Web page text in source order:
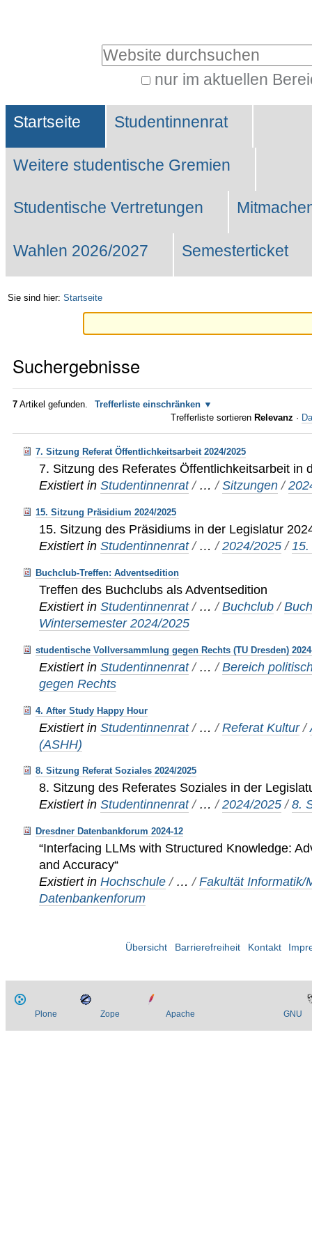
Website durchsuchen
nur im aktuellen
Suche…
Sektionen
Startseite Studentinnenrat
Weitere studentische Gremien
Studentische Vertretungen
Wahlen 2026/2027 Semesterticket
Sie sind hier: Startseite
Suchergebnisse
7 Artikel gefunden.
Trefferliste einschränken
Trefferliste sortieren Relevanz ·
7. Sitzung Referat Öffentlichkeitsarbeit 2024/2025
7. Sitzung des Referates Öffentlichkeitsarbeit in
Existiert in Studentinnenrat / …/Sitzungen /
15. Sitzung Präsidium 2024/2025
15. Sitzung des Präsidiums in der Legislatur
Existiert in Studentinnenrat / …/2024/2025 /
Buchclub-Treffen: Adventsedition
Treffen des Buchclubs als Adventsedition
Existiert in Studentinnenrat / …/Buchclub /
Wintersemester 2024/2025
studentische Vollversammlung gegen Rechts (TU Dresden)
Existiert in Studentinnenrat / …/Bereich
gegen Rechts
4. After Study Happy Hour
Existiert in Studentinnenrat / …/Referat Kultur /
(ASHH)
8. Sitzung Referat Soziales 2024/2025
8. Sitzung des Referates Soziales in der
Existiert in Studentinnenrat / …/2024/2025 /8.
Dresdner Datenbankforum 2024-12
“Interfacing LLMs with Structured Knowledge:
and Accuracy“
Existiert in Hochschule / …/Fakultät Informatik/
Datenbankenforum
Übersicht Barrierefreiheit Kontakt
Plone Zope Apache GNU